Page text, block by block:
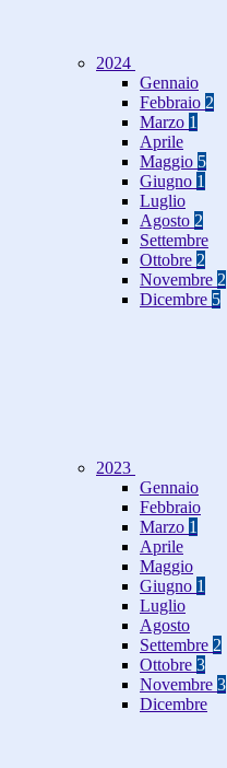
2024
Gennaio
Febbraio 2
Marzo 1
Aprile
Maggio 5
Giugno 1
Luglio
Agosto 2
Settembre
Ottobre 2
Novembre 2
Dicembre 5
2023
Gennaio
Febbraio
Marzo 1
Aprile
Maggio
Giugno 1
Luglio
Agosto
Settembre 2
Ottobre 3
Novembre 3
Dicembre